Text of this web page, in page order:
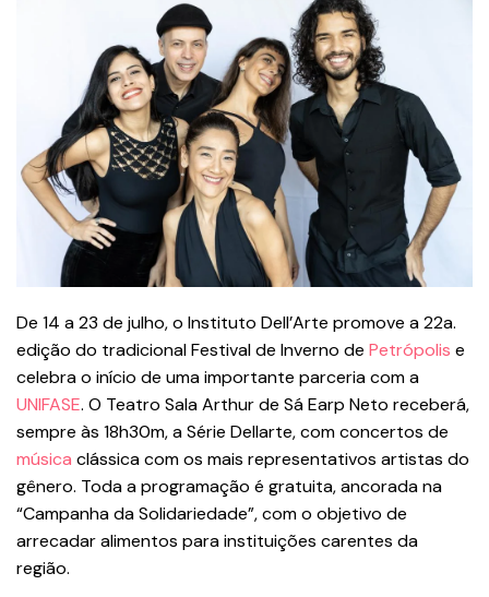
De 14 a 23 de julho, o Instituto Dell’Arte promove a 22a.
edição do tradicional Festival de Inverno de Petrópolis e
celebra o início de uma importante parceria com a
UNIFASE. O Teatro Sala Arthur de Sá Earp Neto receberá,
sempre às 18h30m, a Série Dellarte, com concertos de
música clássica com os mais representativos artistas do
gênero. Toda a programação é gratuita, ancorada na
“Campanha da Solidariedade”, com o objetivo de
arrecadar alimentos para instituições carentes da
região.